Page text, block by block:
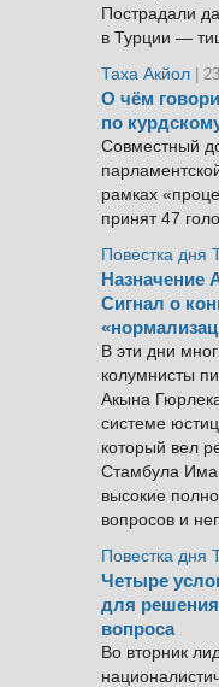
Пострадали
в Турции —
Таха Акйол |
О чём
по
Совместный
рамках
принят 47
Повестка дня
Назначение
Сигнал о
В эти дни
колумнисты
Акына
системе
который вел
Стамбула
высокие
вопросов и
Повестка дня
Четыре
для решения
вопроса
Во вторник